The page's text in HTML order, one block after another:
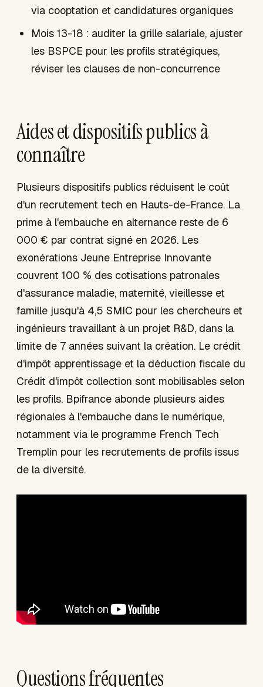
via cooptation et candidatures organiques
Mois 13-18 : auditer la grille salariale, ajuster
les BSPCE pour les profils stratégiques,
réviser les clauses de non-concurrence
Aides et dispositifs publics à
connaître
Plusieurs dispositifs publics réduisent le coût
d'un recrutement tech en Hauts-de-France. La
prime à l'embauche en alternance reste de 6
000 € par contrat signé en 2026. Les
exonérations Jeune Entreprise Innovante
couvrent 100 % des cotisations patronales
d'assurance maladie, maternité, vieillesse et
famille jusqu'à 4,5 SMIC pour les chercheurs et
ingénieurs travaillant à un projet R&D, dans la
limite de 7 années suivant la création. Le crédit
d'impôt apprentissage et la déduction fiscale du
Crédit d'impôt collection sont mobilisables selon
les profils. Bpifrance abonde plusieurs aides
régionales à l'embauche dans le numérique,
notamment via le programme French Tech
Tremplin pour les recrutements de profils issus
de la diversité.
Questions fréquentes